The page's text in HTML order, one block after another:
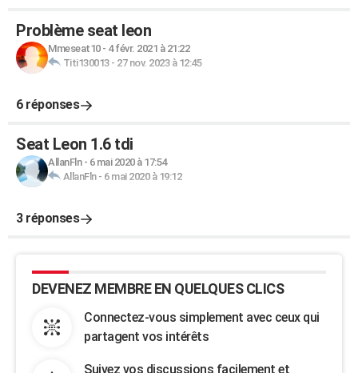
Problème seat leon
Mmeseat10- 4 févr. 2021 à 21:22
Titi130013- 27 nov. 2023 à 12:45
6 réponses
Seat Leon 1.6 tdi
AllanFln- 6 mai 2020 à 17:54
AllanFln- 6 mai 2020 à 19:12
3 réponses
DEVENEZ MEMBRE EN QUELQUES CLICS
Connectez-vous simplement avec ceux qui
partagent vos intérêts
Suivez vos discussions facilement et